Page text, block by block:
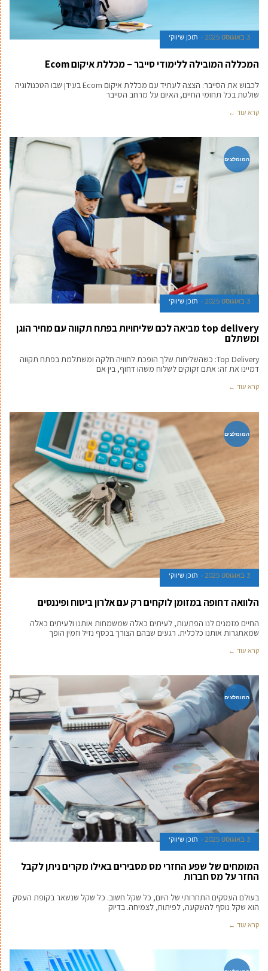
3 באוגוסט 2025 תוכן שיווקי
המכללה המובילה ללימודי סייבר – מכללת איקום Ecom
לכבוש את הסייבר: הצצה לעתיד עם מכללת איקום Ecom בעידן שבו הטכנולוגיה
שולטת בכל תחומי החיים, האיום על מרחב הסייבר
קרא עוד ←
המומלצים
3 באוגוסט 2025 תוכן שיווקי
top delivery מביאה לכם שליחויות בפתח תקווה עם מחיר הוגן
ומשתלם
Top Delivery: כשהשליחות שלך הופכת לחוויה חלקה ומשתלמת בפתח תקווה
דמיינו את זה: אתם זקוקים לשלוח משהו דחוף, בין אם
קרא עוד ←
המומלצים
3 באוגוסט 2025 תוכן שיווקי
הלוואה דחופה במזומן לוקחים רק עם אלרון ביטוח ופיננסים
החיים מזמנים לנו הפתעות, לעיתים כאלה שמשמחות אותנו ולעיתים כאלה
שמאתגרות אותנו כלכלית. רגעים שבהם הצורך בכסף נזיל וזמין הופך
קרא עוד ←
המומלצים
3 באוגוסט 2025 תוכן שיווקי
המומחים של שפע החזרי מס מסבירים באילו מקרים ניתן לקבל
החזר על מס חברות
בעולם העסקים התחרותי של היום, כל שקל חשוב. כל שקל שנשאר בקופת העסק
הוא שקל נוסף להשקעה, לפיתוח, לצמיחה. בדיוק
קרא עוד ←